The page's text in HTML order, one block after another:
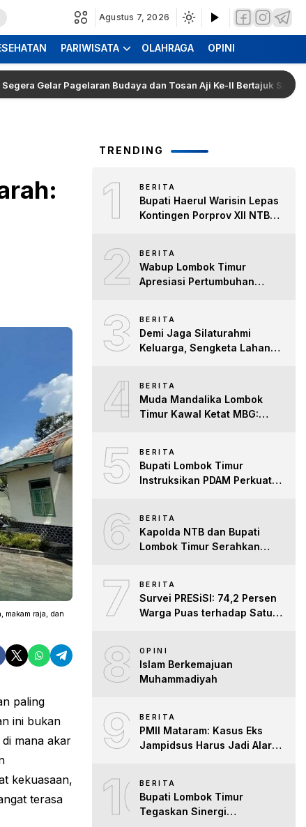
Agustus 7, 2026
PARIWISATA OLAHRAGA OPINI
Pagelaran Budaya dan Tosan Aji Ke-II Bertajuk Samuhita Sakre
raja, dan
paling
ini bukan
mana akar
kekuasaan,
terasa
TRENDING
1 BERITA
Bupati Haerul Warisin Lepas
Kontingen Porprov XII NTB
untuk Lombok Timur
2 BERITA
Wabup Lombok Timur
Apresiasi Pertumbuhan
Difabel
3 BERITA
Demi Jaga Silaturahmi
Keluarga, Sengketa Lahan
4 BERITA
Muda Mandalika Lombok
Timur Kawal Ketat MBG:
5 BERITA
Bupati Lombok Timur
Instruksikan PDAM Perkuat
Terpenuhi
6 BERITA
Kapolda NTB dan Bupati
Lombok Timur Serahkan
Kepedulian Sosial
7 BERITA
Survei PRESiSI: 74,2 Persen
Warga Puas terhadap Satu
8 OPINI
Islam Berkemajuan
Muhammadiyah
9 BERITA
PMII Mataram: Kasus Eks
Jampidsus Harus Jadi Alarm
10BERITA
Bupati Lombok Timur
Tegaskan Sinergi